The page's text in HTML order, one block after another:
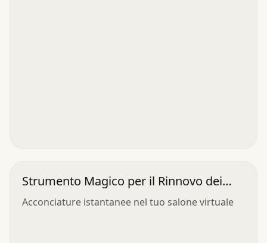
Strumento Magico per il Rinnovo dei
Capelli
Acconciature istantanee nel tuo salone virtuale